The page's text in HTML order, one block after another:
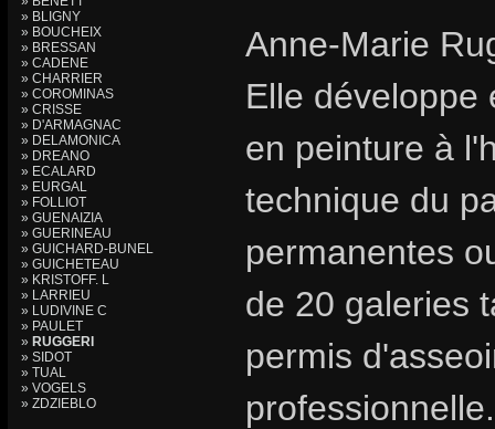
» BLIGNY
» BOUCHEIX
» BRESSAN
» CADENE
» CHARRIER
» COROMINAS
» CRISSE
» D'ARMAGNAC
» DELAMONICA
» DREANO
» ECALARD
» EURGAL
» FOLLIOT
» GUENAIZIA
» GUERINEAU
» GUICHARD-BUNEL
» GUICHETEAU
» KRISTOFF. L
» LARRIEU
» LUDIVINE C
» PAULET
» RUGGERI
» SIDOT
» TUAL
» VOGELS
» ZDZIEBLO
Anne-Marie
Elle développe
en peinture à
technique du
permanentes
de 20 galeries
permis